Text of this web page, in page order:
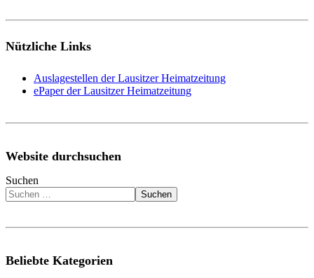
Nützliche Links
Auslagestellen der Lausitzer Heimatzeitung
ePaper der Lausitzer Heimatzeitung
Website durchsuchen
Suchen
Suchen
Beliebte Kategorien